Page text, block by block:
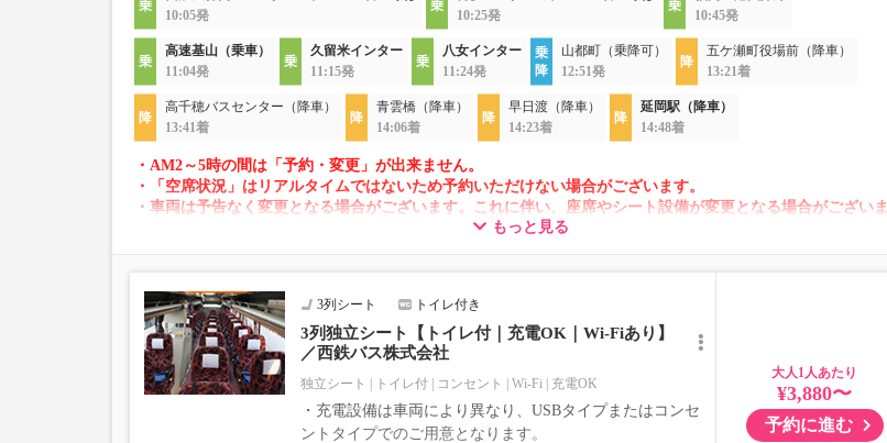
10:05発
10:25発
10:45発
高速基山（乗車）
11:04発
久留米インター
11:15発
八女インター
11:24発
山都町（乗降可）
12:51発
五ケ瀬町役場前（降車）
13:21着
高千穂バスセンター（降車）
13:41着
青雲橋（降車）
14:06着
早日渡（降車）
14:23着
延岡駅（降車）
14:48着
・AM2～5時の間は「予約・変更」が出来ません。
・「空席状況」はリアルタイムではないため予約いただけない場合がございます。
・車両は予告なく変更となる場合がございます。これに伴い、座席やシート設備が変更となる場合がございま
もっと見る
3列シート トイレ付き
3列独立シート【トイレ付｜充電OK｜Wi-Fiあり】
／西鉄バス株式会社
独立シート トイレ付 コンセント Wi-Fi 充電OK
・充電設備は車両により異なり、USBタイプまたはコンセ
ントタイプでのご用意となります。
大人
¥3,880〜
予約に進む